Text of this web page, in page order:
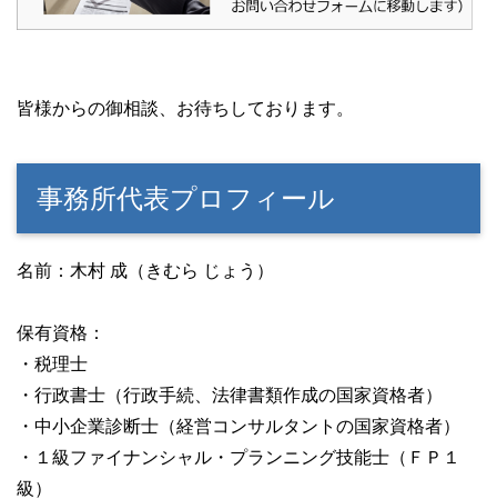
皆様からの御相談、お待ちしております。
事務所代表プロフィール
名前：木村 成（きむら じょう）
保有資格：
・税理士
・行政書士（行政手続、法律書類作成の国家資格者）
・中小企業診断士（経営コンサルタントの国家資格者）
・１級ファイナンシャル・プランニング技能士（ＦＰ１
級）